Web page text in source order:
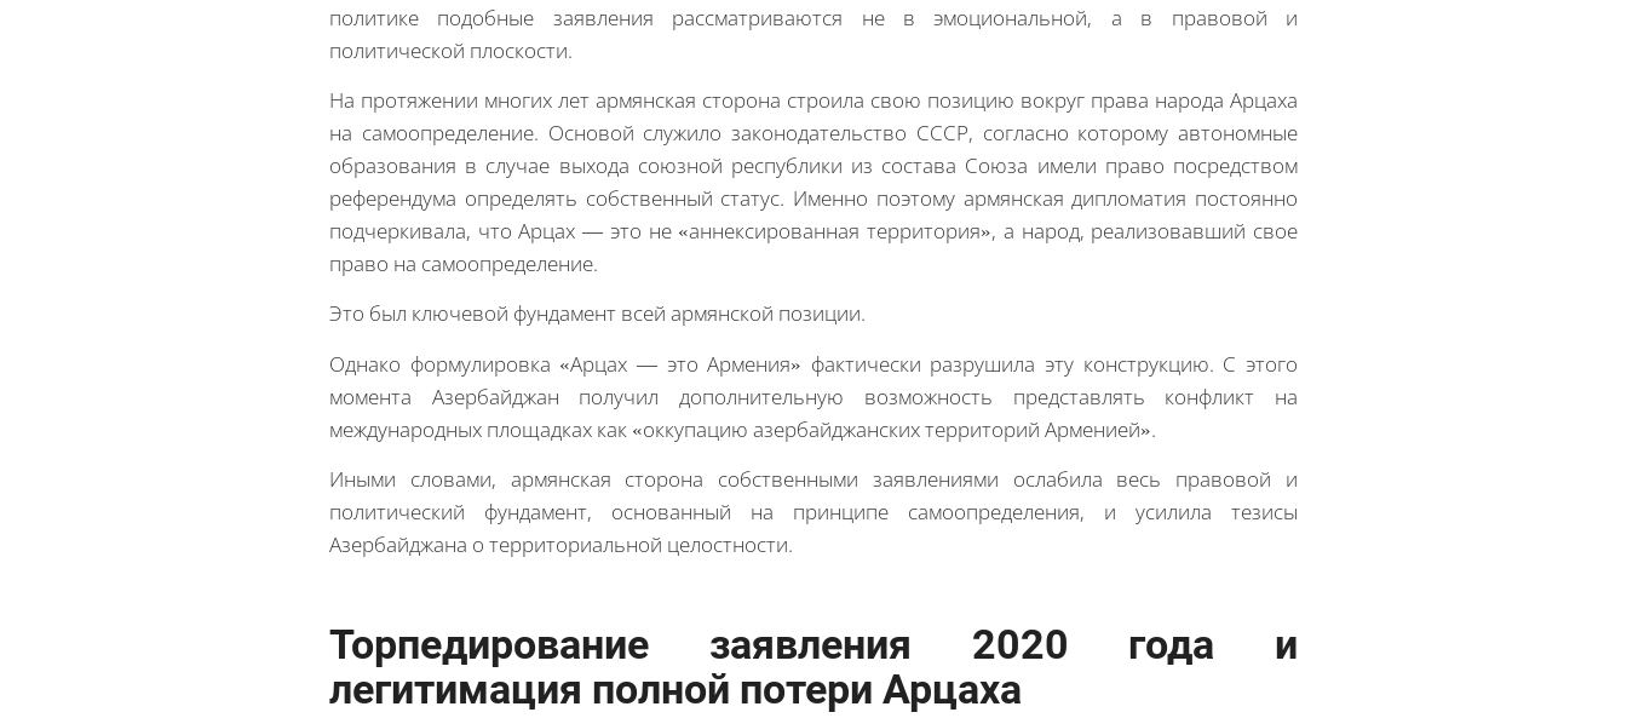
политике подобные заявления рассматриваются не в эмоциональной, а в правовой и
политической плоскости.
На протяжении многих лет армянская сторона строила свою позицию вокруг права народа Арцаха
на самоопределение. Основой служило законодательство СССР, согласно которому автономные
образования в случае выхода союзной республики из состава Союза имели право посредством
референдума определять собственный статус. Именно поэтому армянская дипломатия постоянно
подчеркивала, что Арцах — это не «аннексированная территория», а народ, реализовавший свое
право на самоопределение.
Это был ключевой фундамент всей армянской позиции.
Однако формулировка «Арцах — это Армения» фактически разрушила эту конструкцию. С этого
момента Азербайджан получил дополнительную возможность представлять конфликт на
международных площадках как «оккупацию азербайджанских территорий Арменией».
Иными словами, армянская сторона собственными заявлениями ослабила весь правовой и
политический фундамент, основанный на принципе самоопределения, и усилила тезисы
Азербайджана о территориальной целостности.
Торпедирование заявления 2020 года и
легитимация полной потери Арцаха